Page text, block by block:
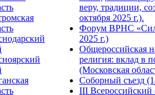
веру, традиции,
октября 2025 г.).
Форум ВРНС «Сила
2025 г.)
Общероссийская
религия: вклад в
(Московская
Соборный съезд
III